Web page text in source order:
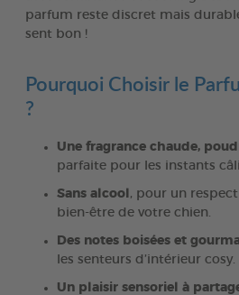
parfum reste discret mais
sent bon !
Pourquoi Choisir le
?
Une fragrance chaude,
parfaite pour les instants
Sans alcool , pour un
bien-être de votre chien.
Des notes boisées et
les senteurs d’intérieur cosy.
Un plaisir sensoriel à